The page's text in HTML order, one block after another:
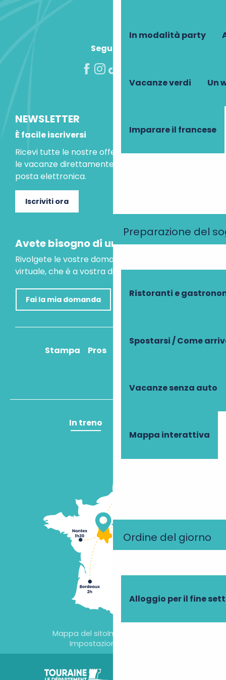
In modalità party
Vacanze verdi Un
Imparare il francese
Preparazione del
Ristoranti e
Spostarsi / Come
Vacanze senza auto
Mappa interattiva
Ordine del giorno
Alloggio per il fine
Seguiteci!
NEWSLETTER
È facile iscriversi
Ricevi tutte le nostre offerte speciali e le idee per
le vacanze direttamente nella tua casella di
posta elettronica.
Iscriviti ora
Avete bisogno di un consiglio?
Rivolgete le vostre domande al nostro assistente
virtuale, che è a vostra disposizione per aiutarvi.
Fai la mia domanda
Stampa Pros
In treno
Mappa del sitoInformazioni legali
Impostazioni dei cookie